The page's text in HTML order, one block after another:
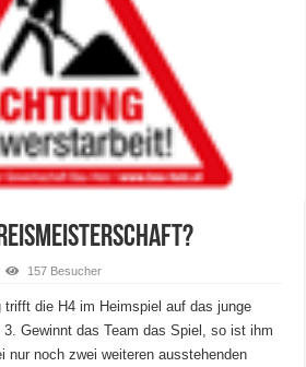
157 Besucher
trifft die H4 im Heimspiel auf das junge
3. Gewinnt das Team das Spiel, so ist ihm
nur noch zwei weiteren ausstehenden